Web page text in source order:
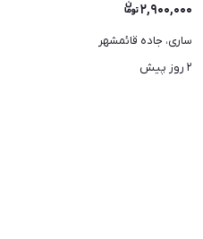
۲,۹۰۰,۰۰۰
ساری، جاده قائمشهر
۲ روز پیش